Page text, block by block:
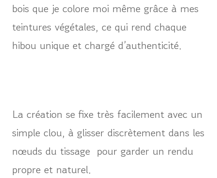
bois que je colore moi même grâce à mes
teintures végétales, ce qui rend chaque
hibou unique et chargé d’authenticité.
La création se fixe très facilement avec un
simple clou, à glisser discrètement dans les
nœuds du tissage pour garder un rendu
propre et naturel.